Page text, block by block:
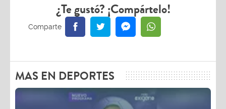
¿Te gustó? ¡Compártelo!
MAS EN DEPORTES